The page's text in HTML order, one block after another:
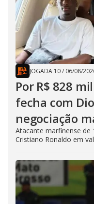
JOGADA 10/ 06/08/
Por R$ 828
fecha com
negociação
Atacante marfinense de
Cristiano Ronaldo em